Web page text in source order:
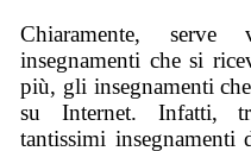
Chiaramente,
insegnamenti che si
più, gli insegnamenti
su Internet. Infatti,
tantissimi